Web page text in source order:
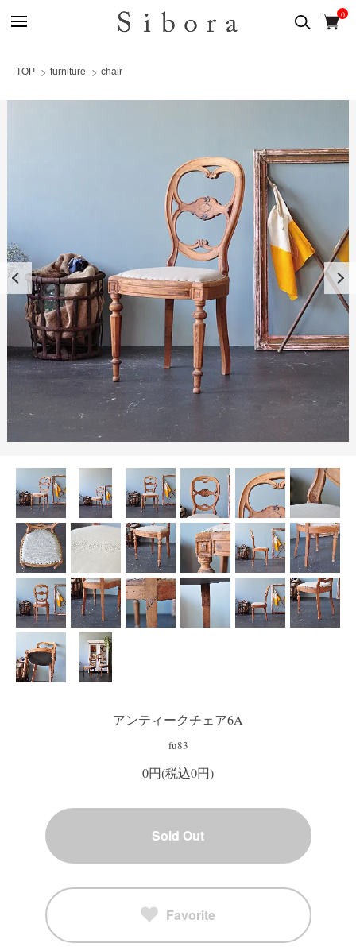
0
TOP furniture chair
アンティークチェア6A
fu83
0円(税込0円)
Sold Out
Favorite